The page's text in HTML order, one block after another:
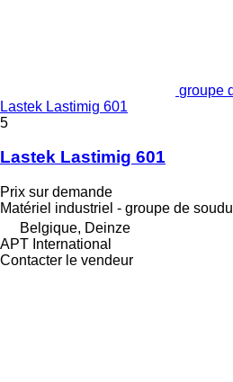
groupe
Lastek Lastimig 601
5
Lastek Lastimig 601
Prix sur demande
Matériel industriel - groupe de
Belgique, Deinze
APT International
Contacter le vendeur